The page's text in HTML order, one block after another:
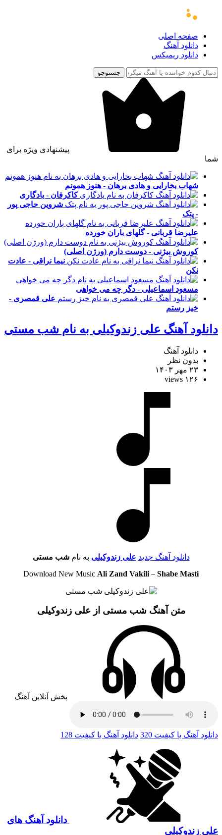
صفحه اصلی
دانلود آهنگ
دانلود ریمیکس
جستوجو
پیشنهادی ویژه برای
شما
شهاب بخارایی و هادی برهان - هنوز همونم
کاکرفان - یادگاری
شروین حاجی پور
- پتک
علیرضا قربانی - گلهای باران خورده
کوروش بیژنی - دوست دارم (ورژن اصلی)
نیما نراقی - عادت
نکن
مسعود اسماعیلی - دگر چه می خواهی
علی قمصری -
خیز رستم
دانلود آهنگ علی زندوکیلی به نام شب مستی
دانلود آهنگ
بدون نظر
۲۳ مهر ۱۴۰۳
۱۲۶ views
دانلود آهنگ جدید علی زندوکیلی به نامشب مستی
Download New Music Ali Zand Vakili – Shabe Masti
متن آهنگ شب مستی از علی زندوکیلی
پخش آنلاین آهنگ
دانلود آهنگ با کیفیت 320 دانلود آهنگ با کیفیت 128
دانلود آهنگ های
علی زندوکیلی